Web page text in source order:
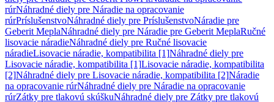
rúrNáhradné diely pre Náradie na opracovanie
rúrPríslušenstvoNáhradné diely pre PríslušenstvoNáradie pre
Geberit MeplaNáhradné diely pre Náradie pre Geberit MeplaRučné
lisovacie náradieNáhradné diely pre Ručné lisovacie
náradieLisovacie náradie, kompatibilita [1]Náhradné diely pre
Lisovacie náradie, kompatibilita [1]Lisovacie náradie, kompatibilita
[2]Náhradné diely pre Lisovacie náradie, kompatibilita [2]Náradie
na opracovanie rúrNáhradné diely pre Náradie na opracovanie
rúrZátky pre tlakovú skúškuNáhradné diely pre Zátky pre tlakovú